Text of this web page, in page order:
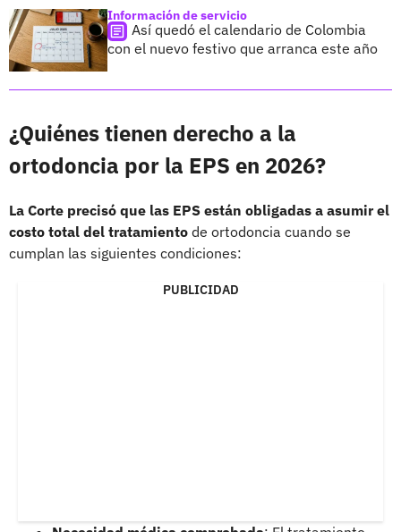
Información de servicio
Así quedó el calendario de Colombia
con el nuevo festivo que arranca este año
¿Quiénes tienen derecho a la
ortodoncia por la EPS en 2026?
La Corte precisó que las EPS están obligadas a asumir el
costo total del tratamiento de ortodoncia cuando se
cumplan las siguientes condiciones:
PUBLICIDAD